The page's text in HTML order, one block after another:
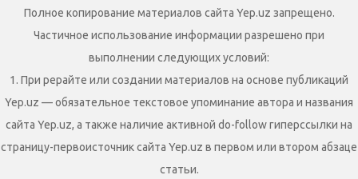
Полное копирование материалов сайта Yep.uz запрещено.
Частичное использование информации разрешено при
выполнении следующих условий:
1. При рерайте или создании материалов на основе публикаций
Yep.uz — обязательное текстовое упоминание автора и названия
сайта Yep.uz, а также наличие активной do-follow гиперссылки на
страницу-первоисточник сайта Yep.uz в первом или втором абзаце
статьи.